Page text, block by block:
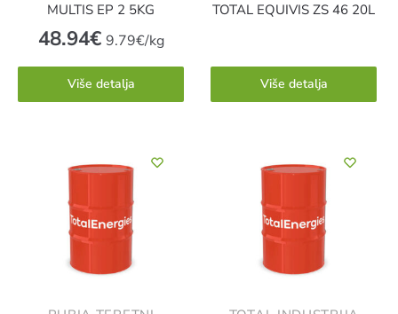
MULTIS EP 2 5KG
48.94€ 9.79€/kg
Više detalja
TOTAL EQUIVIS ZS 46 20L
Više detalja